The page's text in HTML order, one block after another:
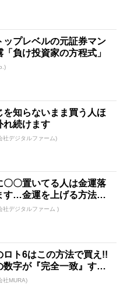
ップレベルの元証券マン
「負け投資家の方程式」
を知らないまま買う人ほ
れ続けます
社デジタルファーム)
〇〇置いてる人は金運落
す…金運を上げる方法と
社デジタルファーム )
ロト6はこの方法で買え!!
数字が『完全一致』する
社MURA)